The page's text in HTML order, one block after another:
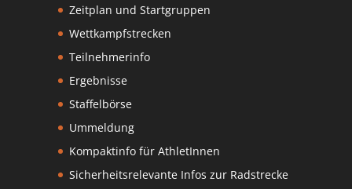
Zeitplan und Startgruppen
Wettkampfstrecken
Teilnehmerinfo
Ergebnisse
Staffelbörse
Ummeldung
Kompaktinfo für AthletInnen
Sicherheitsrelevante Infos zur Radstrecke